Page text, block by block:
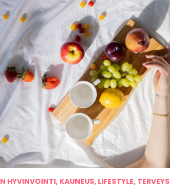
HYVINVOINTI, KAUNEUS, LIFESTYLE, TERVEYS